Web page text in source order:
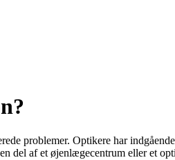
problemer. Optikere har
del af et øjenlægecentrum eller et